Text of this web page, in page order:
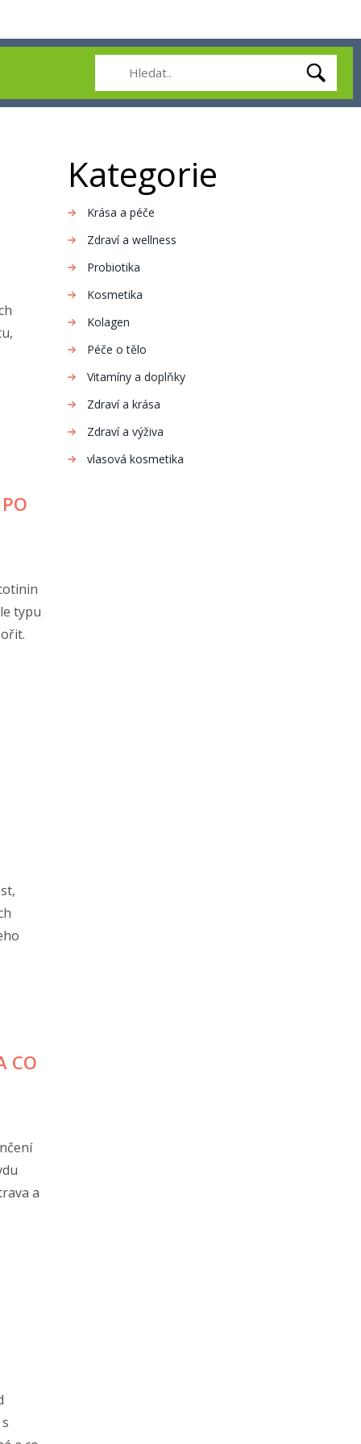
typu
CO
a
Kategorie
Krása a péče
Zdraví a wellness
Probiotika
Kosmetika
Kolagen
Péče o tělo
Vitamíny a doplňky
Zdraví a krása
Zdraví a výživa
vlasová kosmetika